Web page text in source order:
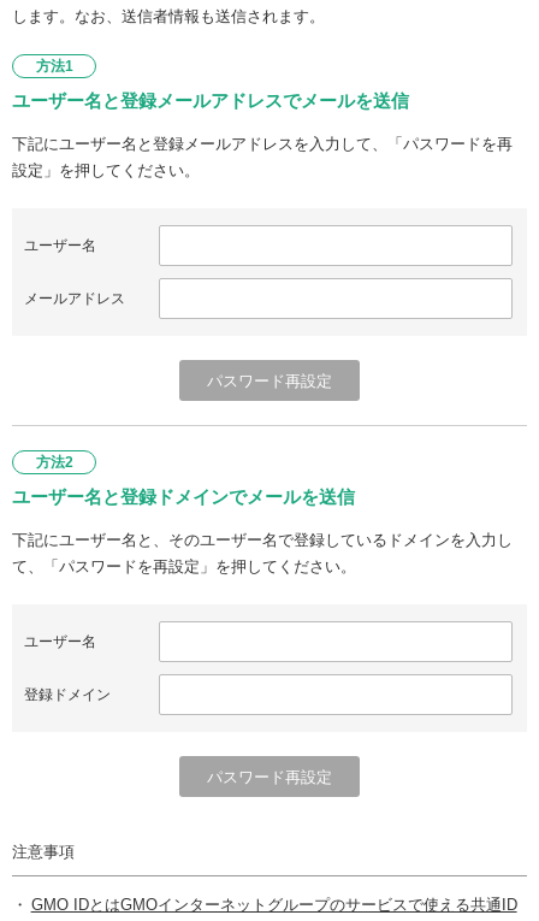
します。なお、送信者情報も送信されます。
方法1
ユーザー名と登録メールアドレスでメールを送信
下記にユーザー名と登録メールアドレスを入力して、「パスワードを再
設定」を押してください。
ユーザー名
メールアドレス
方法2
ユーザー名と登録ドメインでメールを送信
下記にユーザー名と、そのユーザー名で登録しているドメインを入力し
て、「パスワードを再設定」を押してください。
ユーザー名
登録ドメイン
注意事項
GMO IDとはGMOインターネットグループのサービスで使える共通ID